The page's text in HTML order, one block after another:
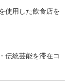
使用した飲食店を
伝統芸能を滞在コ